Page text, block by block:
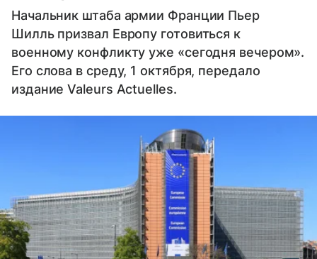
Начальник штаба армии Франции Пьер
Шилль призвал Европу готовиться к
военному конфликту уже «сегодня вечером».
Его слова в среду, 1 октября, передало
издание Valeurs Actuelles.